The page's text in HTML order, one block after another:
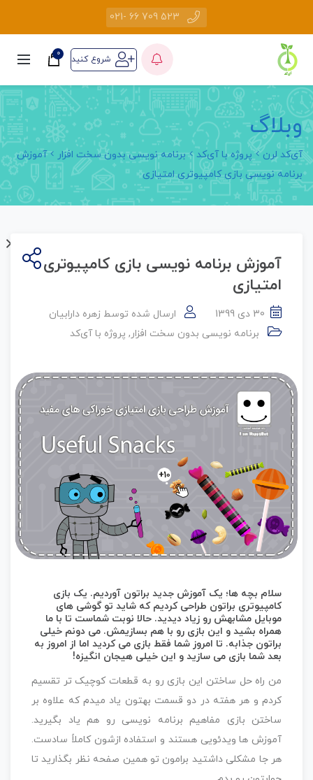
523 709 66 -021
شروع کنید 0
وبلاگ
آی‌کد لرن پروژه با آی‌کد برنامه نویسی بدون سخت افزار
آموزش
برنامه نویسی بازی کامپیوتری امتیازی
آموزش برنامه نویسی بازی کامپیوتری
امتیازی
30 دی 1399 ارسال شده توسط زهره دارابیان
برنامه نویسی بدون سخت افزار , پروژه با آی‌کد
سلام بچه ها؛ یک آموزش جدید براتون آوردیم. یک بازی
کامپیوتری براتون طراحی کردیم که شاید تو گوشی های
موبایل مشابهش رو زیاد دیدید. حالا نوبت شماست تا با ما
همراه بشید و این بازی رو با هم بسازیمش. می دونم خیلی
براتون جذابه. تا امروز شما فقط بازی می کردید اما از امروز به
بعد شما بازی می سازید و این خیلی هیجان انگیزه!
من راه حل ساختن این بازی رو به قطعات کوچیک تر تقسیم
کردم و هر هفته در دو قسمت بهتون یاد میدم که علاوه بر
ساختن بازی مفاهیم برنامه نویسی رو هم یاد بگیرید.
آموزش ها ویدئویی هستند و استفاده ازشون کاملاً سادست.
هر جا مشکلی داشتید برامون تو همین صفحه نظر بگذارید تا